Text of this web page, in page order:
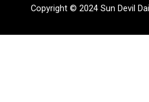
Copyright © 2024 Sun Devil